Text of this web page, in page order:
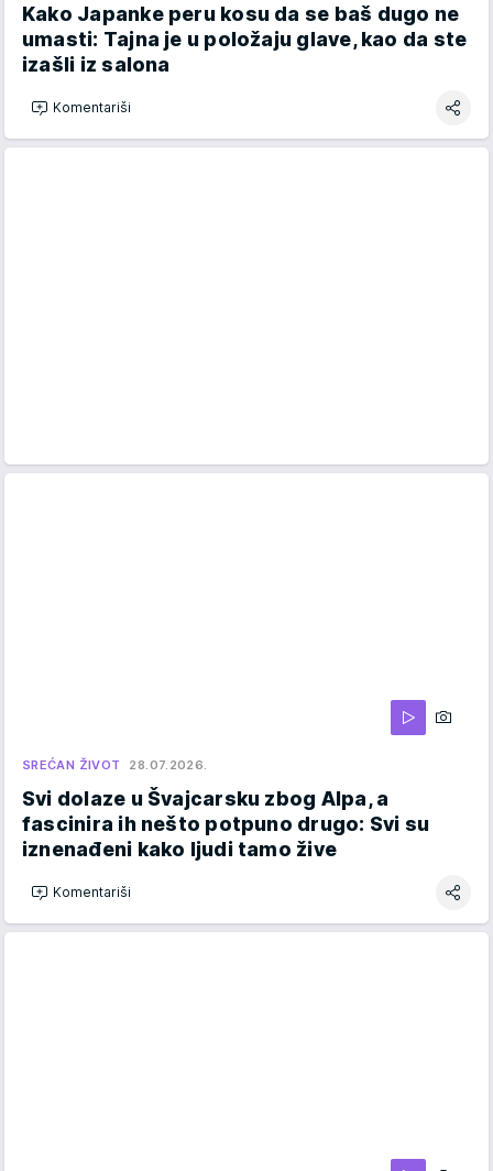
Kako Japanke peru kosu da se baš dugo ne
umasti: Tajna je u položaju glave, kao da ste
izašli iz salona
Komentariši
SREĆAN ŽIVOT 28.07.2026.
Svi dolaze u Švajcarsku zbog Alpa, a
fascinira ih nešto potpuno drugo: Svi su
iznenađeni kako ljudi tamo žive
Komentariši